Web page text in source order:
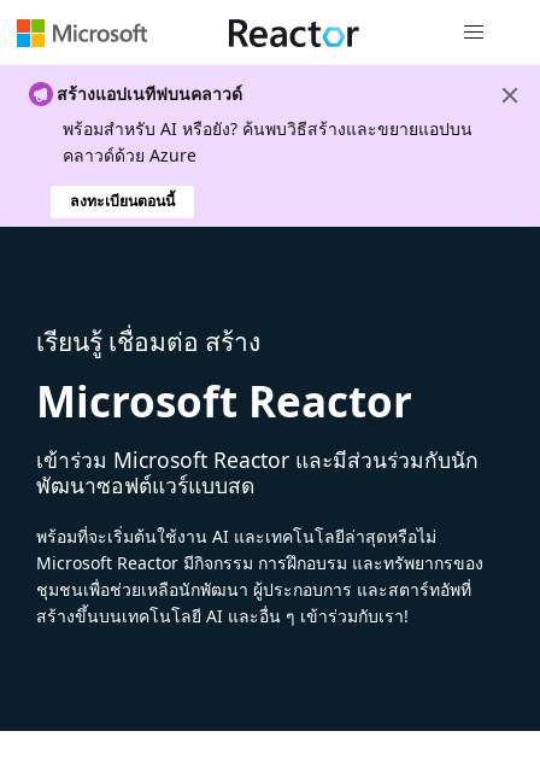
สร้างแอปเนทีฟบนคลาวด์
พร้อมสําหรับ AI หรือยัง? ค้นพบวิธีสร้างและขยายแอปบน
คลาวด์ด้วย Azure
ลงทะเบียนตอนนี้
เรียนรู้ เชื่อมต่อ สร้าง
Microsoft Reactor
เข้าร่วม Microsoft Reactor และมีส่วนร่วมกับนัก
พัฒนาซอฟต์แวร์แบบสด
พร้อมที่จะเริ่มต้นใช้งาน AI และเทคโนโลยีล่าสุดหรือไม่
Microsoft Reactor มีกิจกรรม การฝึกอบรม และทรัพยากรของ
ชุมชนเพื่อช่วยเหลือนักพัฒนา ผู้ประกอบการ และสตาร์ทอัพที่
สร้างขึ้นบนเทคโนโลยี AI และอื่น ๆ เข้าร่วมกับเรา!